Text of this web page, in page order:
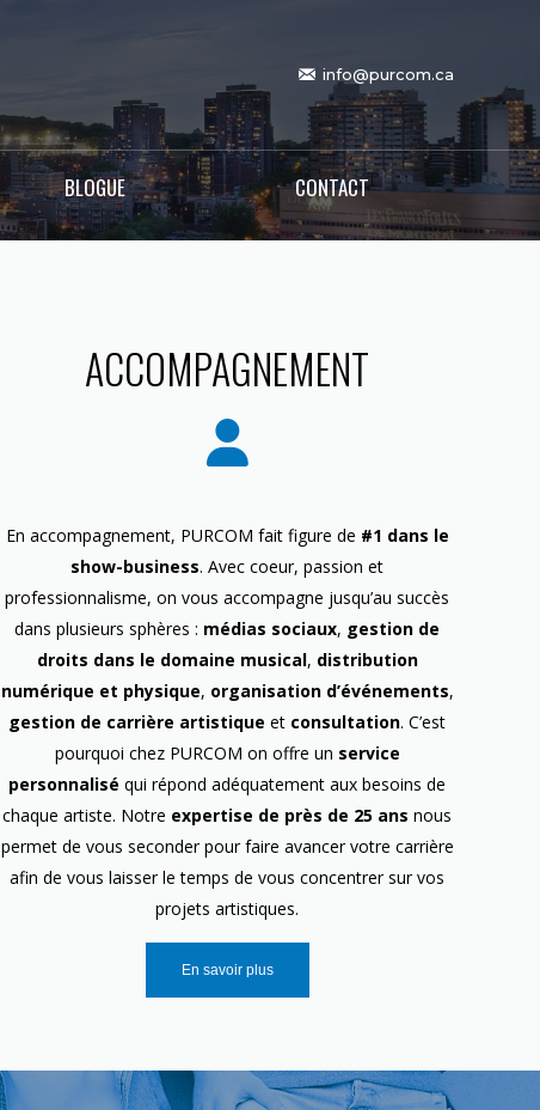
info@purcom.ca
BLOGUE CONTACT
ACCOMPAGNEMENT
En accompagnement, PURCOM fait figure de #1 dans le
show-business. Avec coeur, passion et
professionnalisme, on vous accompagne jusqu’au succès
dans plusieurs sphères : médias sociaux, gestion de
droits dans le domaine musical, distribution
numérique et physique, organisation d’événements,
gestion de carrière artistique et consultation. C’est
pourquoi chez PURCOM on offre un service
personnalisé qui répond adéquatement aux besoins de
chaque artiste. Notre expertise de près de 25 ans nous
permet de vous seconder pour faire avancer votre carrière
afin de vous laisser le temps de vous concentrer sur vos
projets artistiques.
En savoir plus